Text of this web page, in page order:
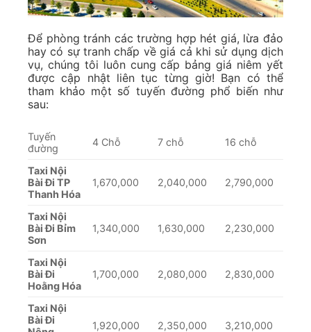
Để phòng tránh các trường hợp hét giá, lừa đảo
hay có sự tranh chấp về giá cả khi sử dụng dịch
vụ, chúng tôi luôn cung cấp bảng giá niêm yết
được cập nhật liên tục từng giờ! Bạn có thể
tham khảo một số tuyến đường phổ biến như
sau:
Tuyến
đường
4 Chỗ 7 chỗ 16 chỗ
Taxi Nội
Bài Đi TP
Thanh Hóa
1,670,000 2,040,000 2,790,000
Taxi Nội
Bài Đi Bỉm
Sơn
1,340,000 1,630,000 2,230,000
Taxi Nội
Bài Đi
Hoằng Hóa
1,700,000 2,080,000 2,830,000
Taxi Nội
Bài Đi
1,920,000 2,350,000 3,210,000